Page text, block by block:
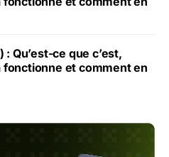
: Qu’est-ce que c’est,
fonctionne et comment en